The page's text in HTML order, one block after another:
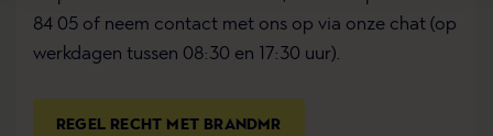
84 05 of neem contact met ons op via onze chat (op
werkdagen tussen 08:30 en 17:30 uur).
REGEL RECHT MET BRANDMR